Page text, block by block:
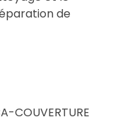
de
COUVERTURE